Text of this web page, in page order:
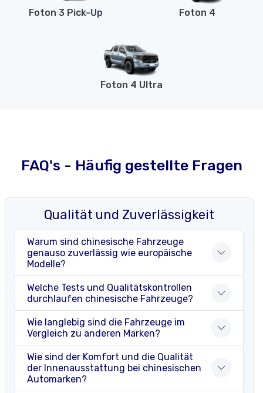
Foton 3 Pick-Up Foton 4
Foton 4 Ultra
FAQ's - Häufig gestellte Fragen
Qualität und Zuverlässigkeit
Warum sind chinesische Fahrzeuge
genauso zuverlässig wie europäische
Modelle?
Welche Tests und Qualitätskontrollen
durchlaufen chinesische Fahrzeuge?
Wie langlebig sind die Fahrzeuge im
Vergleich zu anderen Marken?
Wie sind der Komfort und die Qualität
der Innenausstattung bei chinesischen
Automarken?